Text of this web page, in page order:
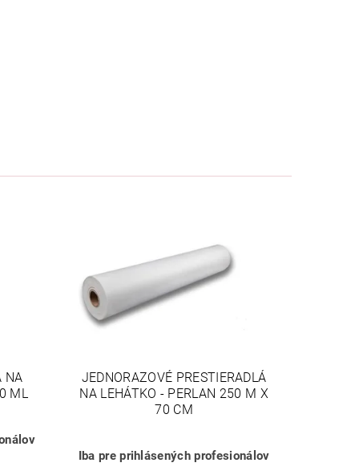
NA
ML
JEDNORAZOVÉ PRESTIERADLÁ
NA LEHÁTKO - PERLAN 250 M X
70 CM
Iba pre prihlásených profesionálov